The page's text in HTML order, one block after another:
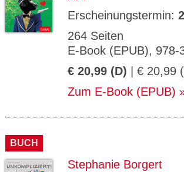
Erscheinungstermin:
264 Seiten
E-Book (EPUB), 978-
€ 20,99 (D) | € 20,99
Zum E-Book (EPUB)
BUCH
Stephanie Borgert